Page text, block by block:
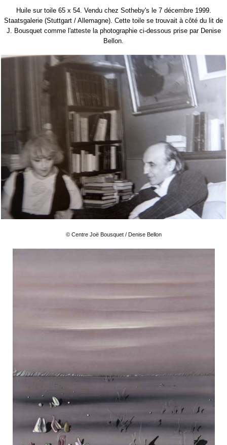
Huile sur toile 65 x 54. Vendu chez Sotheby's le 7 décembre 1999.
Staatsgalerie (Stuttgart / Allemagne). Cette toile se trouvait à côté du lit de
J. Bousquet comme l'atteste la photographie ci-dessous prise par Denise
Bellon.
© Centre Joë Bousquet / Denise Bellon